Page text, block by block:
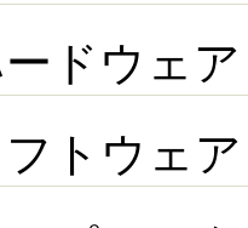
ドウェア
トウェア